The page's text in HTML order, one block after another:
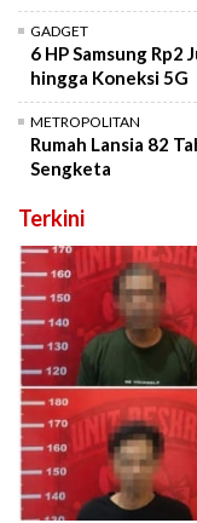
GADGET
6 HP Samsung Rp2
hingga Koneksi 5G
METROPOLITAN
Rumah Lansia 82
Sengketa
Terkini